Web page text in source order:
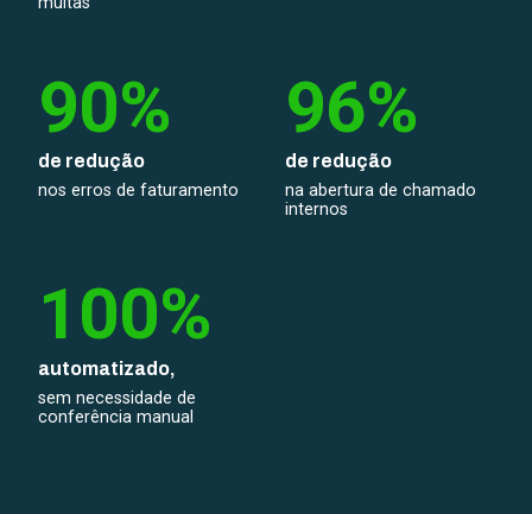
90%
de redução
nos erros de faturamento
96%
de redução
na abertura de chamado
internos
100%
automatizado,
sem necessidade de
conferência manual